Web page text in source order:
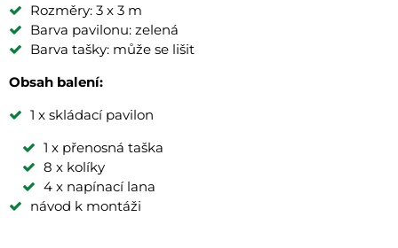
Rozměry: 3 x 3 m
Barva pavilonu: zelená
Barva tašky: může se lišit
Obsah balení:
1 x skládací pavilon
1 x přenosná taška
8 x kolíky
4 x napínací lana
návod k montáži